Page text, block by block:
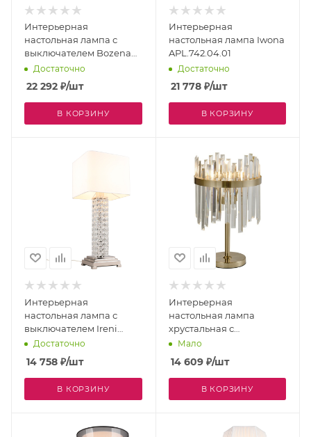
Интерьерная
настольная лампа с
выключателем Bozena
APL.816.04.01
Достаточно
22 292 ₽/шт
В КОРЗИНУ
Интерьерная
настольная лампа Iwona
APL.742.04.01
Достаточно
21 778₽/шт
В КОРЗИНУ
Интерьерная
настольная лампа с
выключателем Ireni
APL.736.04.01
Достаточно
14 758 ₽/шт
В КОРЗИНУ
Интерьерная
настольная лампа
хрустальная с
выключателем Melisa
APL.747.04.01
Мало
14 609₽/шт
В КОРЗИНУ